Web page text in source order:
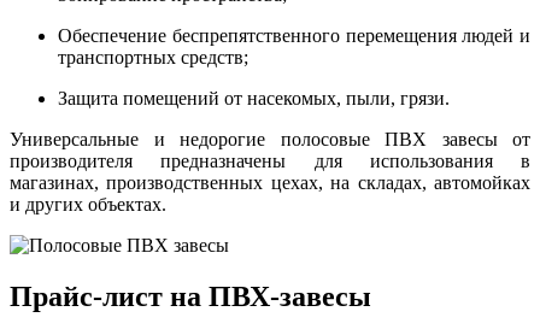
Обеспечение беспрепятственного перемещения людей и
транспортных средств;
Защита помещений от насекомых, пыли, грязи.
Универсальные и недорогие полосовые ПВХ завесы от
производителя предназначены для использования в
магазинах, производственных цехах, на складах, автомойках
и других объектах.
Прайс-лист на ПВХ-завесы